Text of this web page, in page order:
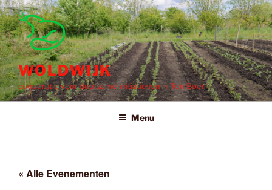
Ga
naar
de
inhoud
WOLDWIJK
coöperatie voor duurzame initiatieven in Ten Boer
Menu
« Alle Evenementen